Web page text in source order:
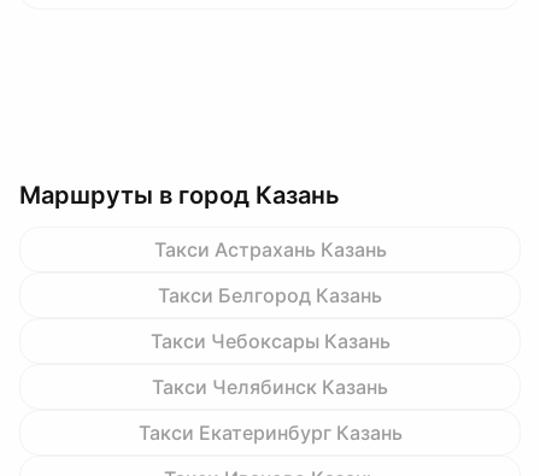
Маршруты в город Казань
Такси Астрахань Казань
Такси Белгород Казань
Такси Чебоксары Казань
Такси Челябинск Казань
Такси Екатеринбург Казань